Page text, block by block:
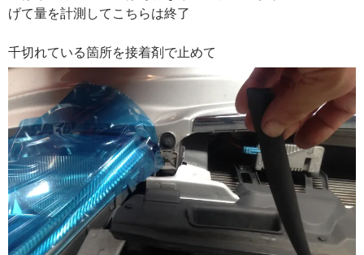
げて量を計測してこちらは終了
千切れている箇所を接着剤で止めて